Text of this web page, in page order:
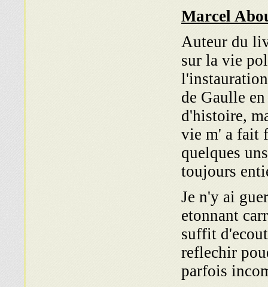
Marcel
Auteur du
sur la vie
de Gaulle
d'histoire,
vie m' a fait
quelques
toujours
Je n'y ai
etonnant
suffit
reflechir
parfois